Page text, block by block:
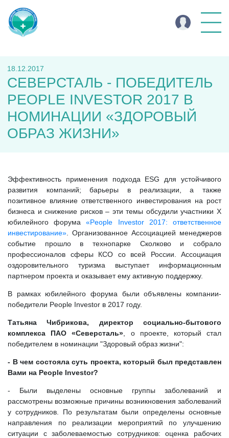
18.12.2017
СЕВЕРСТАЛЬ - ПОБЕДИТЕЛЬ
PEOPLE INVESTOR 2017 В
НОМИНАЦИИ «ЗДОРОВЫЙ
ОБРАЗ ЖИЗНИ»
Эффективность применения подхода ESG для устойчивого
развития компаний; барьеры в реализации, а также
позитивное влияние ответственного инвестирования на рост
бизнеса и снижение рисков – эти темы обсудили участники X
юбилейного форума«People Investor 2017: ответственное
инвестирование» . Организованное Ассоциацией менеджеров
событие прошло в технопарке Сколково и собрало
профессионалов сферы КСО со всей России. Ассоциация
оздоровительного туризма выступает информационным
партнером проекта и оказывает ему активную поддержку.
В рамках юбилейного форума были объявлены компании-
победители People Investor в 2017 году.
Татьяна Чибрикова, директор социально-бытового
комплекса ПАО «Северсталь» , о проекте, который стал
победителем в номинации "Здоровый образ жизни":
- В чем состояла суть проекта, который был представлен
Вами на People Investor?
- Были выделены основные группы заболеваний и
рассмотрены возможные причины возникновения заболеваний
у сотрудников. По результатам были определены основные
направления по реализации мероприятий по улучшению
ситуации с заболеваемостью сотрудников: оценка рабочих